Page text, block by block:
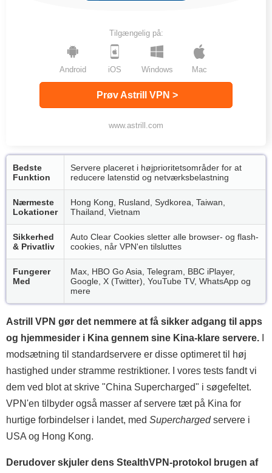
Tilgængelig på:
Windows Mac
Android iOS
Prøv Astrill VPN >
www.astrill.com
Bedste
Funktion
Servere placeret i højprioritetsområder for at
reducere latenstid og netværksbelastning
Nærmeste
Lokationer
Hong Kong, Rusland, Sydkorea, Taiwan,
Thailand, Vietnam
Sikkerhed
& Privatliv
Auto Clear Cookies sletter alle browser- og flash-
cookies, når VPN'en tilsluttes
Fungerer
Med
Max, HBO Go Asia, Telegram, BBC iPlayer,
Google, X (Twitter), YouTube TV, WhatsApp og
mere
Astrill VPN gør det nemmere at få sikker adgang til apps
og hjemmesider i Kina gennem sine Kina-klare servere.
modsætning til standardservere er disse optimeret til høj
hastighed under stramme restriktioner. I vores tests fandt vi
dem ved blot at skrive "China Supercharged" i søgefeltet.
VPN'en tilbyder også masser af servere tæt på Kina for
hurtige forbindelser i landet, med Superchargedservere i
USA og Hong Kong.
Derudover skjuler dens StealthVPN-protokol brugen af